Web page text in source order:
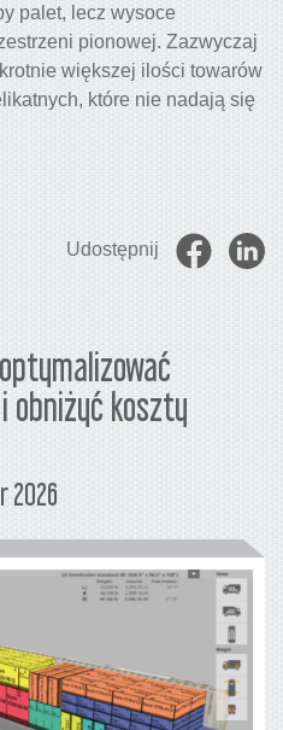
palet, lecz wysoce
pionowej. Zazwyczaj
większej ilości towarów
które nie nadają się
Udostępnij
obniżyć koszty
2026